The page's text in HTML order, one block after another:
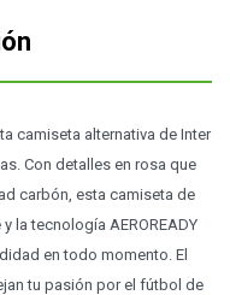
camiseta alternativa de Inter
Con detalles en rosa que
carbón, esta camiseta de
la tecnología AEROREADY
en todo momento. El
tu pasión por el fútbol de